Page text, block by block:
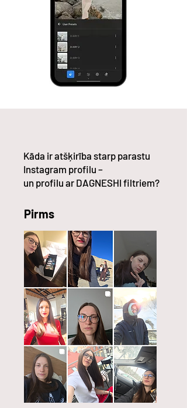
Kāda ir atšķirība starp parastu
Instagram profilu –
un profilu ar DAGNESHI filtriem?
Pirms